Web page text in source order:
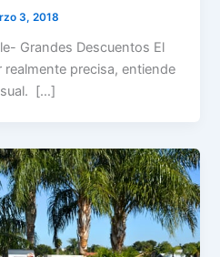
3, 2018
Grandes Descuentos El
realmente precisa, entiende
[…]